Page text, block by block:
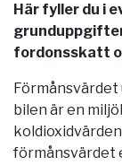
Här fyller du i
fordonsskatt
Förmånsvärdet
bilen är en
förmånsvärdet